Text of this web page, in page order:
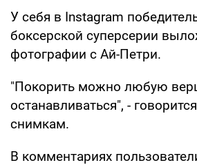
У себя в Instagram
боксерской суперсерии
фотографии с Ай-Петри.
"Покорить можно любую
останавливаться", -
снимкам.
В комментариях